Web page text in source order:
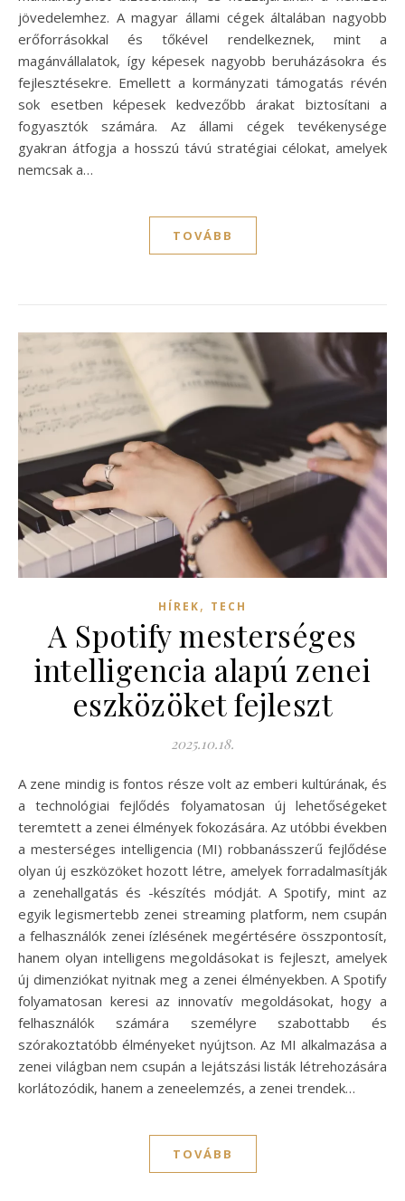
jövedelemhez. A magyar állami cégek általában nagyobb
erőforrásokkal és tőkével rendelkeznek, mint a
magánvállalatok, így képesek nagyobb beruházásokra és
fejlesztésekre. Emellett a kormányzati támogatás révén
sok esetben képesek kedvezőbb árakat biztosítani a
fogyasztók számára. Az állami cégek tevékenysége
gyakran átfogja a hosszú távú stratégiai célokat, amelyek
nemcsak a…
TOVÁBB
HÍREK, TECH
A Spotify mesterséges
intelligencia alapú zenei
eszközöket fejleszt
2025.10.18.
A zene mindig is fontos része volt az emberi kultúrának, és
a technológiai fejlődés folyamatosan új lehetőségeket
teremtett a zenei élmények fokozására. Az utóbbi években
a mesterséges intelligencia (MI) robbanásszerű fejlődése
olyan új eszközöket hozott létre, amelyek forradalmasítják
a zenehallgatás és -készítés módját. A Spotify, mint az
egyik legismertebb zenei streaming platform, nem csupán
a felhasználók zenei ízlésének megértésére összpontosít,
hanem olyan intelligens megoldásokat is fejleszt, amelyek
új dimenziókat nyitnak meg a zenei élményekben. A Spotify
folyamatosan keresi az innovatív megoldásokat, hogy a
felhasználók számára személyre szabottabb és
szórakoztatóbb élményeket nyújtson. Az MI alkalmazása a
zenei világban nem csupán a lejátszási listák létrehozására
korlátozódik, hanem a zeneelemzés, a zenei trendek…
TOVÁBB